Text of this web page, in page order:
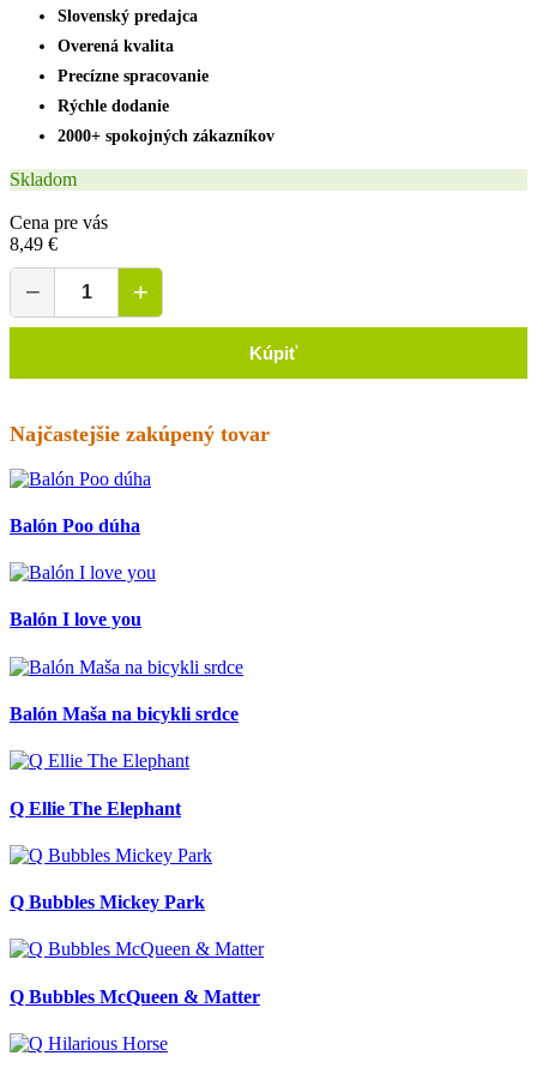
Slovenský predajca
Overená kvalita
Precízne spracovanie
Rýchle dodanie
2000+ spokojných zákazníkov
Skladom
Cena pre vás
8,49 €
− +
Kúpiť
Najčastejšie zakúpený tovar
Balón Poo dúha
Balón I love you
Balón Maša na bicykli srdce
Q Ellie The Elephant
Q Bubbles Mickey Park
Q Bubbles McQueen & Matter